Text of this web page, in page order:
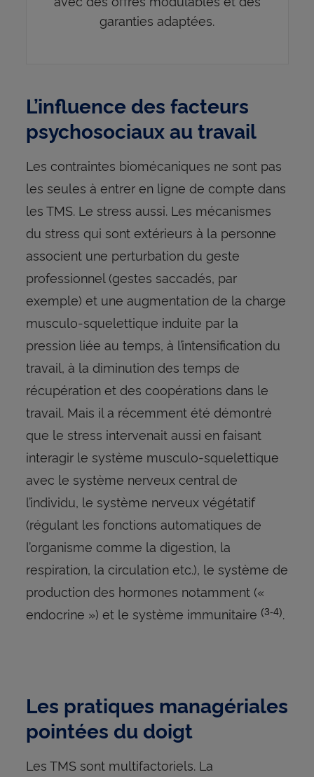
garanties adaptées.
L’influence des facteurs
psychosociaux au travail
Les contraintes biomécaniques ne sont pas
les seules à entrer en ligne de compte dans
les TMS. Le stress aussi. Les mécanismes
du stress qui sont extérieurs à la personne
associent une perturbation du geste
professionnel (gestes saccadés, par
exemple) et une augmentation de la charge
musculo-squelettique induite par la
pression liée au temps, à l’intensification du
travail, à la diminution des temps de
récupération et des coopérations dans le
travail. Mais il a récemment été démontré
que le stress intervenait aussi en faisant
interagir le système musculo-squelettique
avec le système nerveux central de
l’individu, le système nerveux végétatif
(régulant les fonctions automatiques de
l’organisme comme la digestion, la
respiration, la circulation etc.), le système de
production des hormones notamment («
endocrine ») et le système immunitaire (3-4).
Les pratiques managériales
pointées du doigt
Les TMS sont multifactoriels. La